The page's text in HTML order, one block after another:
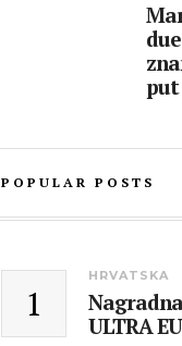
put
POPULAR POSTS
1
HRVATSKA
ULTRA